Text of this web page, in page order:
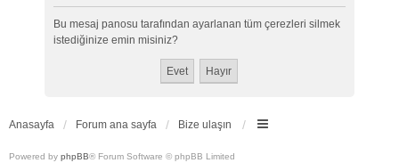
Bu mesaj panosu tarafından ayarlanan tüm çerezleri silmek
istediğinize emin misiniz?
Anasayfa Forum ana sayfa Bize ulaşın
Powered by phpBB® Forum Software © phpBB Limited